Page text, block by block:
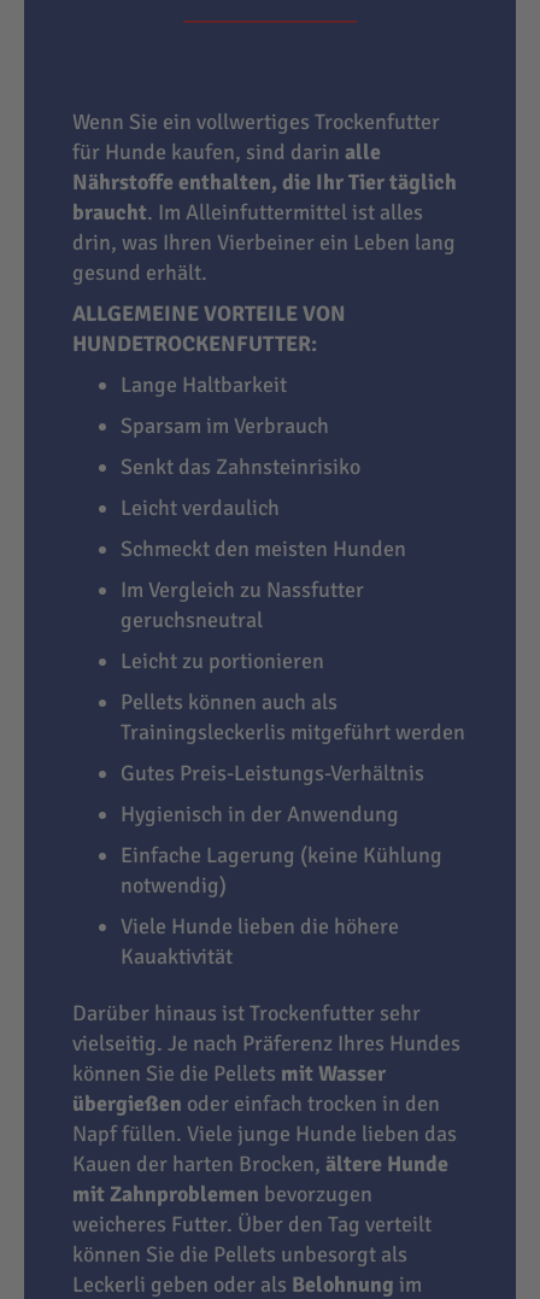
Wenn Sie ein vollwertiges Trockenfutter
für Hunde kaufen, sind darin alle
Nährstoffe enthalten, die Ihr Tier täglich
braucht. Im Alleinfuttermittel ist alles
drin, was Ihren Vierbeiner ein Leben lang
gesund erhält.
ALLGEMEINE VORTEILE VON
HUNDETROCKENFUTTER:
Lange Haltbarkeit
Sparsam im Verbrauch
Senkt das Zahnsteinrisiko
Leicht verdaulich
Schmeckt den meisten Hunden
Im Vergleich zu Nassfutter
geruchsneutral
Leicht zu portionieren
Pellets können auch als
Trainingsleckerlis mitgeführt werden
Gutes Preis-Leistungs-Verhältnis
Hygienisch in der Anwendung
Einfache Lagerung (keine Kühlung
notwendig)
Viele Hunde lieben die höhere
Kauaktivität
Darüber hinaus ist Trockenfutter sehr
vielseitig. Je nach Präferenz Ihres Hundes
können Sie die Pellets mit Wasser
übergießen oder einfach trocken in den
Napf füllen. Viele junge Hunde lieben das
Kauen der harten Brocken, ältere Hunde
mit Zahnproblemen bevorzugen
weicheres Futter. Über den Tag verteilt
können Sie die Pellets unbesorgt als
Leckerli geben oder als Belohnung im